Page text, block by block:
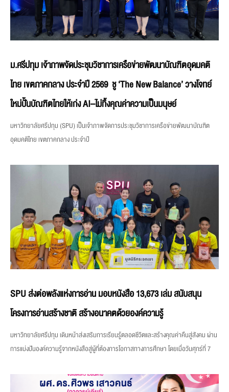
ม.ศรีปทุม เจ้าภาพจัดประชุมวิชาการเครือข่ายพัฒนาบัณฑิตอุดมคติ
ไทย เขตภาคกลาง ประจำปี 2569 ชู ‘The New Balance’ วางโจทย์
ใหม่ปั้นบัณฑิตไทยให้เก่ง AI–ไม่ทิ้งคุณค่าความเป็นมนุษย์
มหาวิทยาลัยศรีปทุม (SPU) เป็นเจ้าภาพจัดการประชุมวิชาการเครือข่ายพัฒนาบัณฑิต
อุดมคติไทย เขตภาคกลาง ประจำปี
SPU ส่งต่อพลังแห่งการอ่าน มอบหนังสือ 13,673 เล่ม สนับสนุน
โครงการอ่านสร้างชาติ สร้างอนาคตด้วยองค์ความรู้
มหาวิทยาลัยศรีปทุม เดินหน้าส่งเสริมการเรียนรู้ตลอดชีวิตและสร้างคุณค่าคืนสู่สังคม ผ่าน
การแบ่งปันองค์ความรู้จากหนังสือสู่ผู้ที่ต้องการโอกาสทางการศึกษา โดยเมื่อวันศุกร์ที่ 7